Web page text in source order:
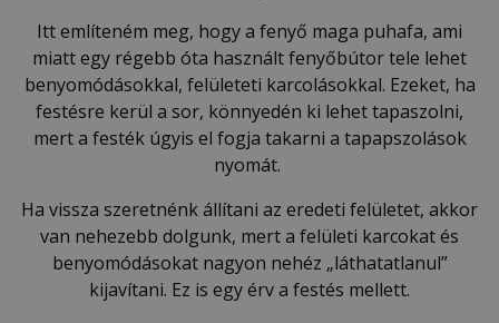
Itt említeném meg, hogy a fenyő maga puhafa, ami
miatt egy régebb óta használt fenyőbútor tele lehet
benyomódásokkal, felületeti karcolásokkal. Ezeket, ha
festésre kerül a sor, könnyedén ki lehet tapaszolni,
mert a festék úgyis el fogja takarni a tapapszolások
nyomát.
Ha vissza szeretnénk állítani az eredeti felületet, akkor
van nehezebb dolgunk, mert a felületi karcokat és
benyomódásokat nagyon nehéz „láthatatlanul”
kijavítani. Ez is egy érv a festés mellett.